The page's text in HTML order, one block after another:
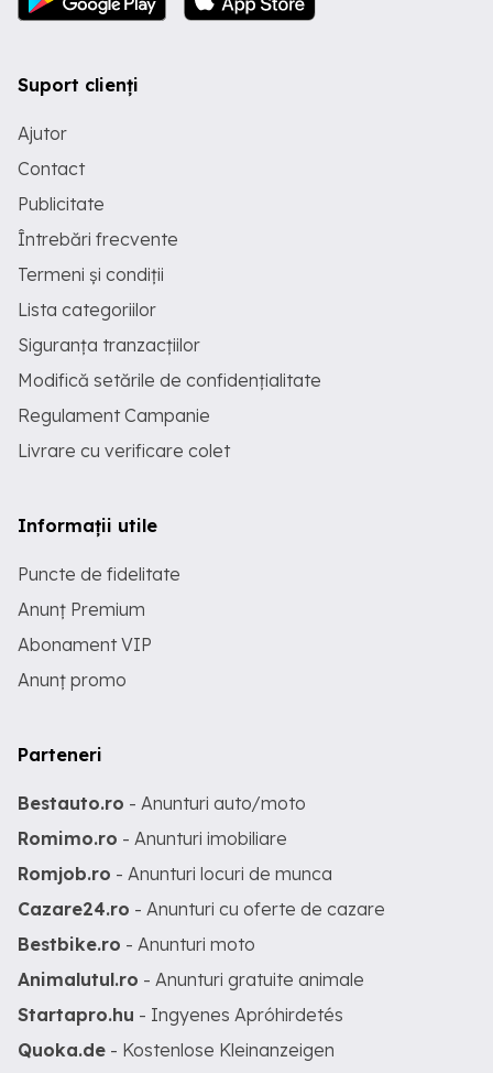
Suport clienți
Ajutor
Contact
Publicitate
Întrebări frecvente
Termeni și condiții
Lista categoriilor
Siguranța tranzacțiilor
Modifică setările de confidențialitate
Regulament Campanie
Livrare cu verificare colet
Informații utile
Puncte de fidelitate
Anunț Premium
Abonament VIP
Anunț promo
Parteneri
Bestauto.ro - Anunturi auto/moto
Romimo.ro - Anunturi imobiliare
Romjob.ro - Anunturi locuri de munca
Cazare24.ro - Anunturi cu oferte de cazare
Bestbike.ro - Anunturi moto
Animalutul.ro - Anunturi gratuite animale
Startapro.hu - Ingyenes Apróhirdetés
Quoka.de - Kostenlose Kleinanzeigen